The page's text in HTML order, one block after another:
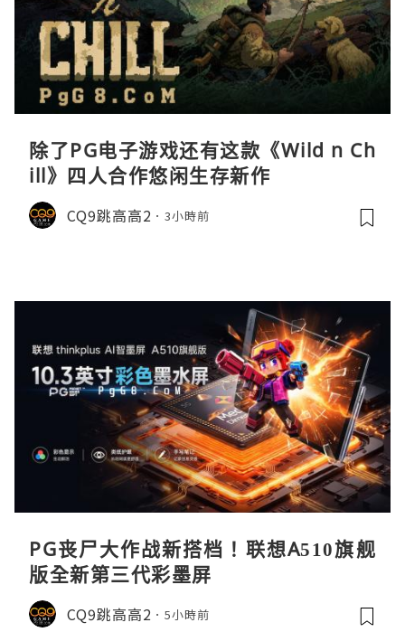
除了PG电子游戏还有这款《Wild n Ch
ill》四人合作悠闲生存新作
CQ9跳高高2 3小時前
PG丧尸大作战新搭档！联想A510旗舰
版全新第三代彩墨屏
CQ9跳高高2 5小時前